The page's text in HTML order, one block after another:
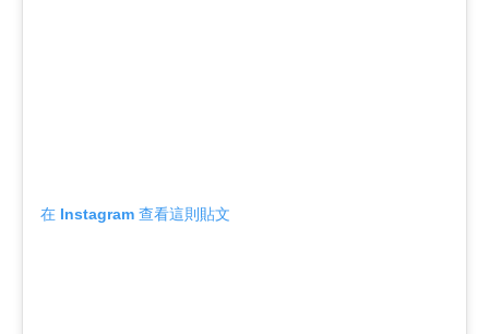
在 Instagram 查看這則貼文